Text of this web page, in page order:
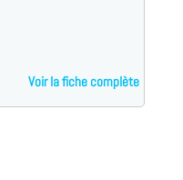
Voir la fiche complète